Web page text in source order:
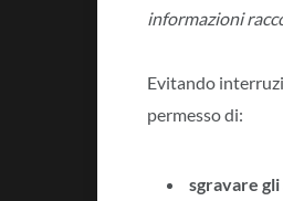
informazioni
Evitando
permesso di:
sgravare